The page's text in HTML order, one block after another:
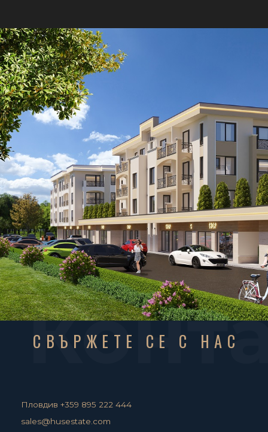
СВЪРЖЕТЕ СЕ С НАС
Пловдив +359 895 222 444
sales@husestate.com